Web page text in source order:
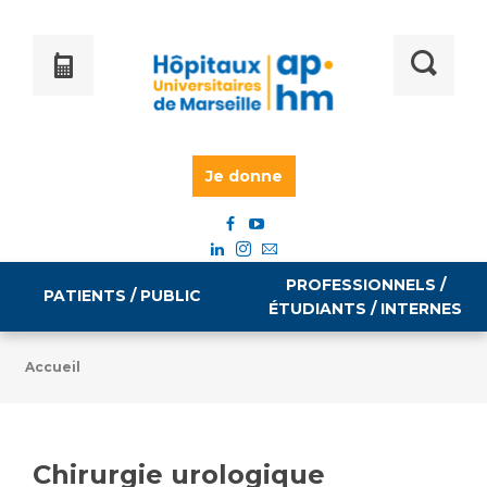
Je donne
PATIENTS / PUBLIC
PROFESSIONNELS /
ÉTUDIANTS / INTERNES
Emploi / formation
Accueil
Chirurgie urologique